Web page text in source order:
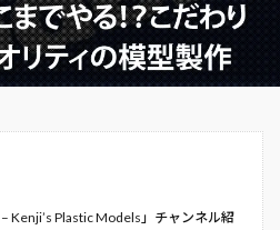
Kenji’s Plastic Models」チャンネル紹